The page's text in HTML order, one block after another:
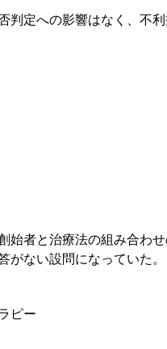
定への影響はなく、不利
）
）
者と治療法の組み合わ
がない設問になっていた。
ピー